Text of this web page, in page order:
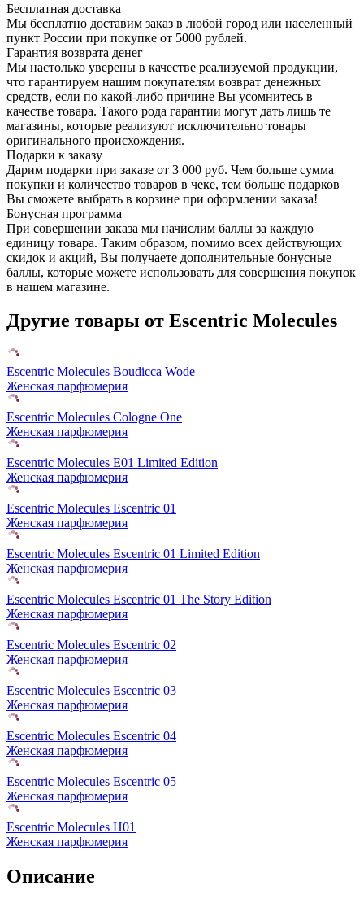
Бесплатная доставка
Мы бесплатно доставим заказ в любой город или населенный
пункт России при покупке от 5000 рублей.
Гарантия возврата денег
Мы настолько уверены в качестве реализуемой продукции,
что гарантируем нашим покупателям возврат денежных
средств, если по какой-либо причине Вы усомнитесь в
качестве товара. Такого рода гарантии могут дать лишь те
магазины, которые реализуют исключительно товары
оригинального происхождения.
Подарки к заказу
Дарим подарки при заказе от 3 000 руб. Чем больше сумма
покупки и количество товаров в чеке, тем больше подарков
Вы сможете выбрать в корзине при оформлении заказа!
Бонусная программа
При совершении заказа мы начислим баллы за каждую
единицу товара. Таким образом, помимо всех действующих
скидок и акций, Вы получаете дополнительные бонусные
баллы, которые можете использовать для совершения покупок
в нашем магазине.
Другие товары от Escentric Molecules
Escentric Molecules Boudicca Wode
Женская парфюмерия
Escentric Molecules Cologne One
Женская парфюмерия
Escentric Molecules E01 Limited Edition
Женская парфюмерия
Escentric Molecules Escentric 01
Женская парфюмерия
Escentric Molecules Escentric 01 Limited Edition
Женская парфюмерия
Escentric Molecules Escentric 01 The Story Edition
Женская парфюмерия
Escentric Molecules Escentric 02
Женская парфюмерия
Escentric Molecules Escentric 03
Женская парфюмерия
Escentric Molecules Escentric 04
Женская парфюмерия
Escentric Molecules Escentric 05
Женская парфюмерия
Escentric Molecules H01
Женская парфюмерия
Описание